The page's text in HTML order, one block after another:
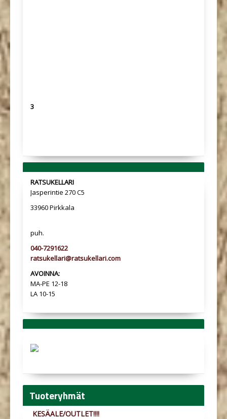
3
RATSUKELLARI
Jasperintie 270 C5
33960 Pirkkala
puh.
040-7291622
ratsukellari@ratsukellari.com
AVOINNA:
MA-PE 12-18
LA 10-15
Tuoteryhmät
KESÄALE/OUTLET!!!!